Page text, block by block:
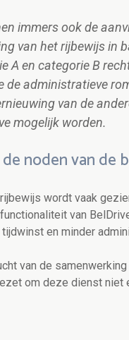
immers ook de
van het rijbewijs in
A en categorie B
de administratieve
van de
mogelijk worden.
noden van de
wordt vaak
van
en minder
van de
om deze dienst